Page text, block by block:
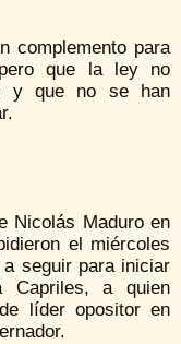
complemento para
que la ley no
y que no se han
Nicolás Maduro en
el miércoles
seguir para iniciar
Capriles, a quien
líder opositor en